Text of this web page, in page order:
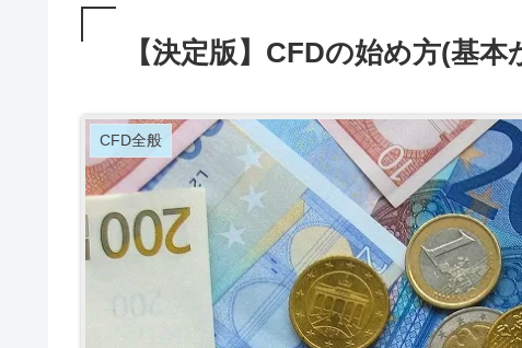
【決定版】CFDの始め方(基
CFD全般